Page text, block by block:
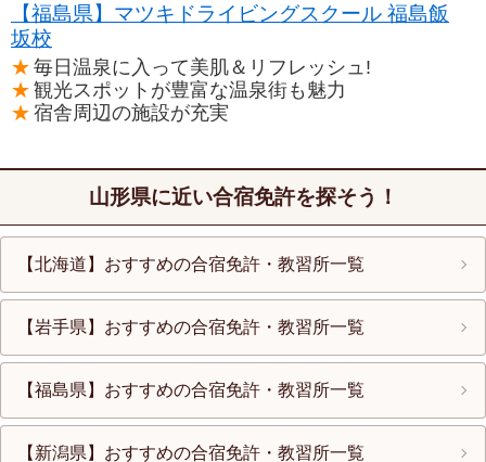
【福島県】マツキドライビングスクール 福島飯
坂校
毎日温泉に入って美肌＆リフレッシュ!
観光スポットが豊富な温泉街も魅力
宿舎周辺の施設が充実
山形県に近い合宿免許を探そう！
【北海道】おすすめの合宿免許・教習所一覧
【岩手県】おすすめの合宿免許・教習所一覧
【福島県】おすすめの合宿免許・教習所一覧
【新潟県】おすすめの合宿免許・教習所一覧